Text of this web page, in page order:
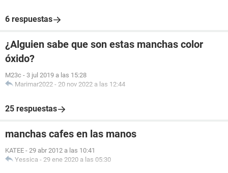
6 respuestas
¿Alguien sabe que son estas manchas color
óxido?
M23c - 3 jul 2019 a las 15:28
Marimar2022 - 20 nov 2022 a las 12:44
25 respuestas
manchas cafes en las manos
KATEE - 29 abr 2012 a las 10:41
Yessica - 29 ene 2020 a las 05:30